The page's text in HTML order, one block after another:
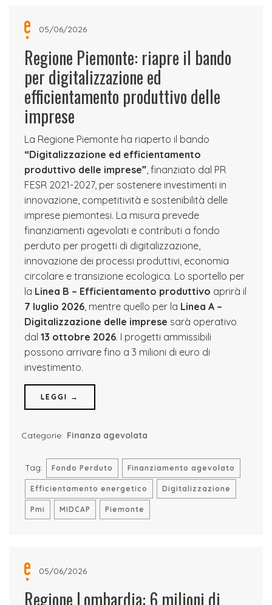
05/06/2026
Regione Piemonte: riapre il bando
per digitalizzazione ed
efficientamento produttivo delle
imprese
La Regione Piemonte ha riaperto il bando
“Digitalizzazione ed efficientamento
produttivo delle imprese”, finanziato dal PR
FESR 2021-2027, per sostenere investimenti in
innovazione, competitività e sostenibilità delle
imprese piemontesi. La misura prevede
finanziamenti agevolati e contributi a fondo
perduto per progetti di digitalizzazione,
innovazione dei processi produttivi, economia
circolare e transizione ecologica. Lo sportello per
la Linea B – Efficientamento produttivo aprirà il
7 luglio 2026, mentre quello per la Linea A –
Digitalizzazione delle imprese sarà operativo
dal 13 ottobre 2026. I progetti ammissibili
possono arrivare fino a 3 milioni di euro di
investimento.
LEGGI →
Categorie: Finanza agevolata
Tag: Fondo Perduto Finanziamento agevolato
Efficientamento energetico Digitalizzazione
Pmi MIDCAP Piemonte
05/06/2026
Regione Lombardia: 6 milioni di